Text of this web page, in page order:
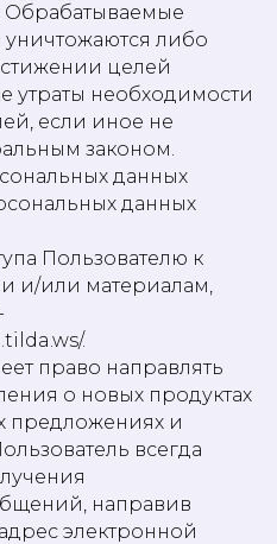
Обрабатываемые
либо
целей
утраты необходимости
если иное не
законом.
данных
данных
Пользователю к
и/или материалам,
.
право направлять
о новых продуктах
предложениях и
всегда
направив
электронной